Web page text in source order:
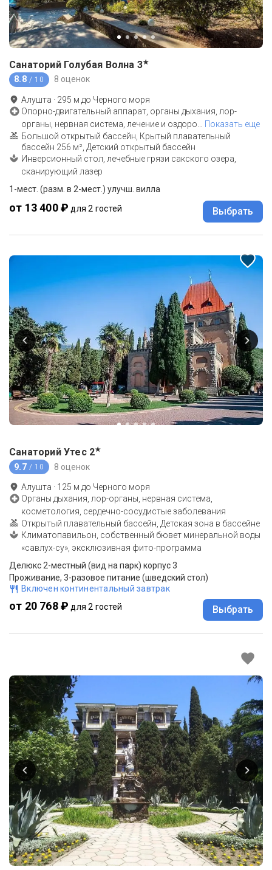
Санаторий Голубая Волна 3★
8.8 / 10 8 оценок
Алушта · 295 м до Черного моря
Опорно-двигательный аппарат, органы дыхания, лор-
органы, нервная система, лечение и оздоро
Показать еще
Большой открытый бассейн, Крытый плавательный
бассейн 256 м², Детский открытый бассейн
Инверсионный стол, лечебные грязи сакского озера,
сканирующий лазер
1-мест. (разм. в 2-мест.) улучш. вилла
от 13 400 ₽ для 2 гостей Выбрать
Санаторий Утес 2★
9.7 / 10 8 оценок
Алушта · 125 м до Черного моря
Органы дыхания, лор-органы, нервная система,
косметология, сердечно-сосудистые заболевания
Открытый плавательный бассейн, Детская зона в бассейне
Климатопавильон, собственный бювет минеральной воды
«савлух-су», эксклюзивная фито-программа
Делюкс 2-местный (вид на парк) корпус 3
Проживание, 3-разовое питание (шведский стол)
Включен континентальный завтрак
от 20 768 ₽ для 2 гостей Выбрать